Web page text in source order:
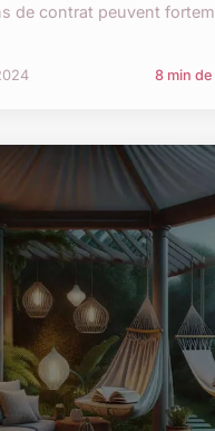
de contrat peuvent
8 min